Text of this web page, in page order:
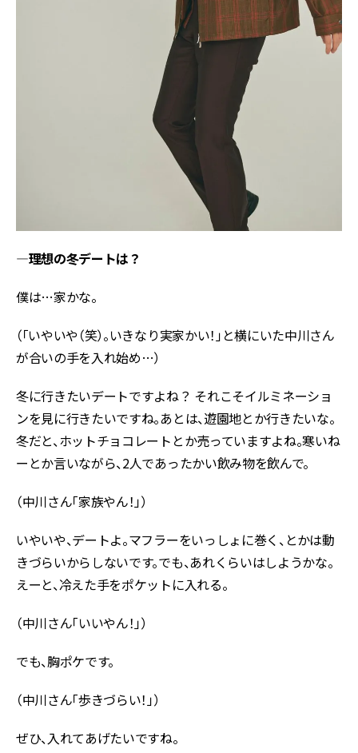
―理想の冬デートは？
僕は…家かな。
（「いやいや（笑）。いきなり実家かい！」と横にいた中川さん
が合いの手を入れ始め…）
冬に行きたいデートですよね？ それこそイルミネーショ
ンを見に行きたいですね。あとは、遊園地とか行きたいな。
冬だと、ホットチョコレートとか売っていますよね。寒いね
ーとか言いながら、2人であったかい飲み物を飲んで。
（中川さん「家族やん！」）
いやいや、デートよ。マフラーをいっしょに巻く、とかは動
きづらいからしないです。でも、あれくらいはしようかな。
えーと、冷えた手をポケットに入れる。
（中川さん「いいやん！」）
でも、胸ポケです。
（中川さん「歩きづらい！」）
ぜひ、入れてあげたいですね。